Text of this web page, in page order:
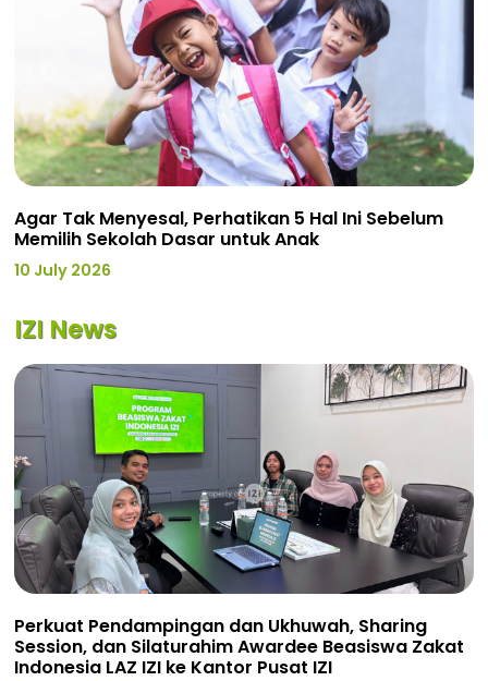
Agar Tak Menyesal, Perhatikan 5 Hal Ini Sebelum
Memilih Sekolah Dasar untuk Anak
10 July 2026
IZI News
Perkuat Pendampingan dan Ukhuwah, Sharing
Session, dan Silaturahim Awardee Beasiswa Zakat
Indonesia LAZ IZI ke Kantor Pusat IZI